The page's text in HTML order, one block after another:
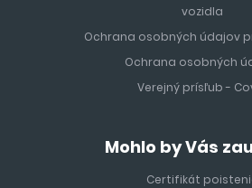
vozidla
Ochrana osobných údajov
Ochrana osobných
Verejný prísľub -
Mohlo by Vás
Certifikát